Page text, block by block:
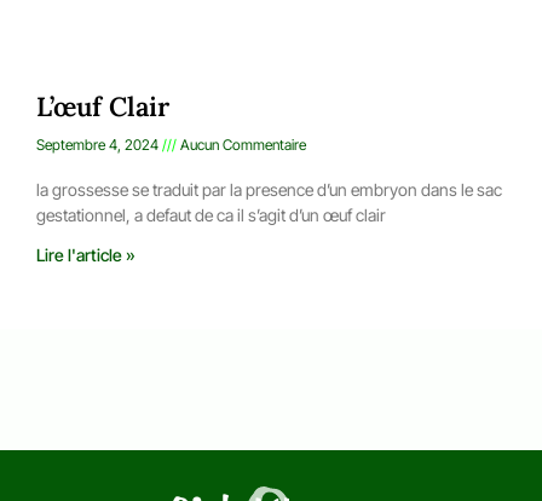
L’œuf Clair
Septembre 4, 2024 Aucun Commentaire
la grossesse se traduit par la presence d’un embryon dans le sac
gestationnel, a defaut de ca il s’agit d’un œuf clair
Lire l'article »